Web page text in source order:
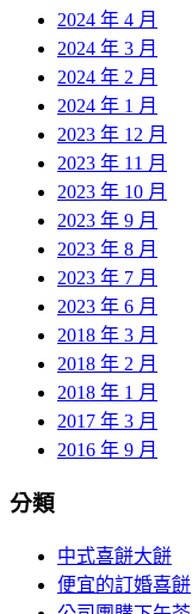
2024 年 4 月
2024 年 3 月
2024 年 2 月
2024 年 1 月
2023 年 12 月
2023 年 11 月
2023 年 10 月
2023 年 9 月
2023 年 8 月
2023 年 7 月
2023 年 6 月
2018 年 3 月
2018 年 2 月
2018 年 1 月
2017 年 3 月
2016 年 9 月
分類
中式喜餅大餅
便宜的訂婚喜餅